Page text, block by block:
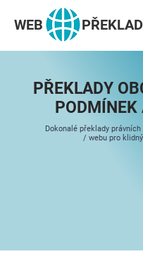
WEB
PŘEKLADY
PODMÍNEK
Dokonalé překlady
/ webu pro